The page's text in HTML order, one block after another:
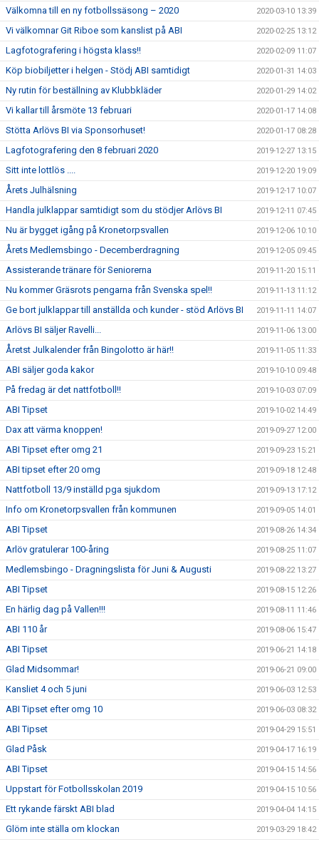
Välkomna till en ny fotbollssäsong – 2020 2020-03-10 13:39
Vi välkomnar Git Riboe som kanslist på ABI 2020-02-25 13:12
Lagfotografering i högsta klass!! 2020-02-09 11:07
Köp biobiljetter i helgen - Stödj ABI samtidigt 2020-01-31 14:03
Ny rutin för beställning av Klubbkläder 2020-01-29 14:02
Vi kallar till årsmöte 13 februari 2020-01-17 14:08
Stötta Arlövs BI via Sponsorhuset! 2020-01-17 08:28
Lagfotografering den 8 februari 2020 2019-12-27 13:15
Sitt inte lottlös .... 2019-12-20 19:09
Årets Julhälsning 2019-12-17 10:07
Handla julklappar samtidigt som du stödjer Arlövs BI 2019-12-11 07:45
Nu är bygget igång på Kronetorpsvallen 2019-12-06 10:10
Årets Medlemsbingo - Decemberdragning 2019-12-05 09:45
Assisterande tränare för Seniorerna 2019-11-20 15:11
Nu kommer Gräsrots pengarna från Svenska spel!! 2019-11-13 11:12
Ge bort julklappar till anställda och kunder - stöd Arlövs BI 2019-11-11 14:07
Arlövs BI säljer Ravelli... 2019-11-06 13:00
Åretst Julkalender från Bingolotto är här!! 2019-11-05 11:33
ABI säljer goda kakor 2019-10-10 09:48
På fredag är det nattfotboll!! 2019-10-03 07:09
ABI Tipset 2019-10-02 14:49
Dax att värma knoppen! 2019-09-27 12:00
ABI Tipset efter omg 21 2019-09-23 15:21
ABI tipset efter 20 omg 2019-09-18 12:48
Nattfotboll 13/9 inställd pga sjukdom 2019-09-13 17:12
Info om Kronetorpsvallen från kommunen 2019-09-05 14:01
ABI Tipset 2019-08-26 14:34
Arlöv gratulerar 100-åring 2019-08-25 11:07
Medlemsbingo - Dragningslista för Juni & Augusti 2019-08-22 13:27
ABI Tipset 2019-08-15 12:26
En härlig dag på Vallen!!! 2019-08-11 11:46
ABI 110 år 2019-08-06 15:47
ABI Tipset 2019-06-21 14:18
Glad Midsommar! 2019-06-21 09:00
Kansliet 4 och 5 juni 2019-06-03 12:53
ABI Tipset efter omg 10 2019-06-03 08:32
ABI Tipset 2019-04-29 15:51
Glad Påsk 2019-04-17 16:19
ABI Tipset 2019-04-15 14:56
Uppstart för Fotbollsskolan 2019 2019-04-15 10:56
Ett rykande färskt ABI blad 2019-04-04 14:15
Glöm inte ställa om klockan 2019-03-29 18:42